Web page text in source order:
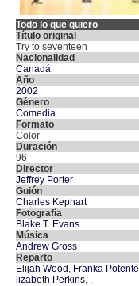
Todo lo que quiero
Título original
Try to seventeen
Nacionalidad
Canadá
Año
2002
Género
Comedia
Formato
Color
Duración
96
Director
Jeffrey Porter
Guión
Charles Kephart
Fotografía
Blake T. Evans
Música
Andrew Gross
Reparto
Elijah Wood, Franka Potente
lizabeth Perkins, ,